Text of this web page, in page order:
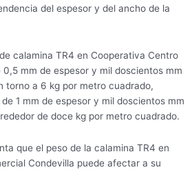
del espesor y del ancho de la
calamina TR4 en Cooperativa Centro
mm de espesor y mil doscientos mm
torno a 6 kg por metro cuadrado,
1 mm de espesor y mil doscientos mm
de doce kg por metro cuadrado.
que el peso de la calamina TR4 en
Condevilla puede afectar a su